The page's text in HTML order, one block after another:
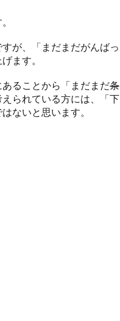
が、「まだまだがんばっ
ます。
ることから「まだまだ条
られている方には、「下
ないと思います。